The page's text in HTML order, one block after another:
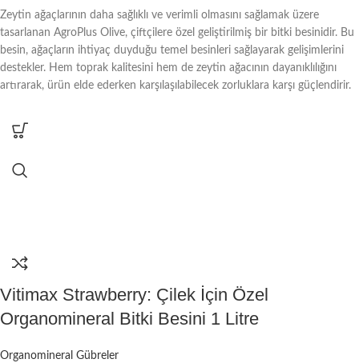
Zeytin ağaçlarının daha sağlıklı ve verimli olmasını sağlamak üzere
tasarlanan AgroPlus Olive, çiftçilere özel geliştirilmiş bir bitki besinidir. Bu
besin, ağaçların ihtiyaç duyduğu temel besinleri sağlayarak gelişimlerini
destekler. Hem toprak kalitesini hem de zeytin ağacının dayanıklılığını
artırarak, ürün elde ederken karşılaşılabilecek zorluklara karşı güçlendirir.
Vitimax Strawberry: Çilek İçin Özel
Organomineral Bitki Besini 1 Litre
Organomineral Gübreler